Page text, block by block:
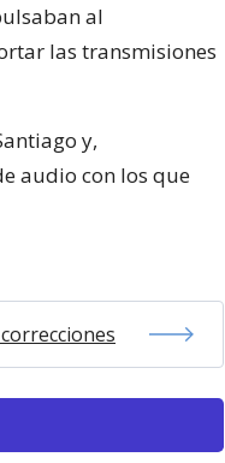
al
las transmisiones
y,
audio con los que